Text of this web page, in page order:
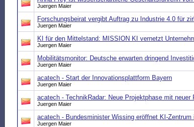
Juergen Maier
Forschungsbeirat vergibt Auftrag zu Industrie 4.0 für
Juergen Maier
KI für den Mittelstand: MISSION KI vernetzt
Juergen Maier
Mobilitätsmonitor: Deutsche erwarten dringend
Juergen Maier
acatech - Start der Innovationsplattform Bayern
Juergen Maier
acatech - TechnikRadar: Neue Projektphase mit neuer
Juergen Maier
acatech - Bundesminister Wissing eröffnet KI-Zentrum
Juergen Maier